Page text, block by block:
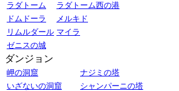
ラダトーム
ラダトーム西の港
ドムドーラ
メルキド
リムルダール マイラ
ゼニスの城
ダンジョン
岬の洞窟
ナジミの塔
いざないの洞窟
シャンパーニの塔